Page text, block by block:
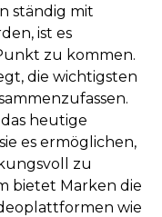
ständig mit
ist es
zu kommen.
die wichtigsten
heutige
es ermöglichen,
zu
bietet Marken die
wie